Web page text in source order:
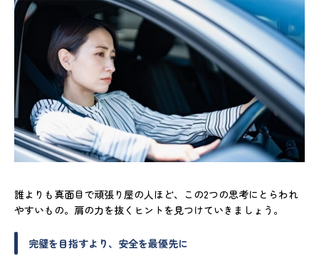
誰よりも真面目で頑張り屋の人ほど、この2つの思考にとらわれ
やすいもの。肩の力を抜くヒントを見つけていきましょう。
完璧を目指すより、安全を最優先に